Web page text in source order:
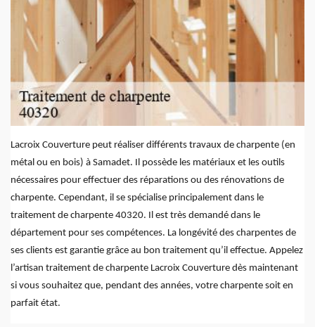
Lacroix Couverture peut réaliser différents travaux de charpente (en
métal ou en bois) à Samadet. Il possède les matériaux et les outils
nécessaires pour effectuer des réparations ou des rénovations de
charpente. Cependant, il se spécialise principalement dans le
traitement de charpente 40320. Il est très demandé dans le
département pour ses compétences. La longévité des charpentes de
ses clients est garantie grâce au bon traitement qu’il effectue. Appelez
l’artisan traitement de charpente Lacroix Couverture dès maintenant
si vous souhaitez que, pendant des années, votre charpente soit en
parfait état.